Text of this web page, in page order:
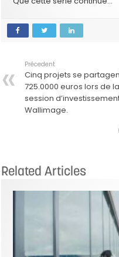
Précedent
Cinq projets se
725.0000 euros lors de
session
Wallimage.
Related Articles